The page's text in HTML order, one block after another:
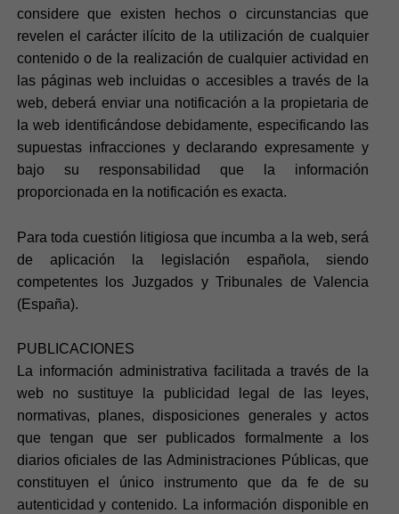
considere que existen hechos o circunstancias que
revelen el carácter ilícito de la utilización de cualquier
contenido o de la realización de cualquier actividad en
las páginas web incluidas o accesibles a través de la
web, deberá enviar una notificación a la propietaria de
la web identificándose debidamente, especificando las
supuestas infracciones y declarando expresamente y
bajo su responsabilidad que la información
proporcionada en la notificación es exacta.
Para toda cuestión litigiosa que incumba a la web, será
de aplicación la legislación española, siendo
competentes los Juzgados y Tribunales de Valencia
(España).
PUBLICACIONES
La información administrativa facilitada a través de la
web no sustituye la publicidad legal de las leyes,
normativas, planes, disposiciones generales y actos
que tengan que ser publicados formalmente a los
diarios oficiales de las Administraciones Públicas, que
constituyen el único instrumento que da fe de su
autenticidad y contenido. La información disponible en